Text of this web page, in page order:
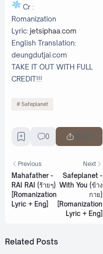
Cr :
Romanization
Lyric:jetsiphaa.com
English Translation:
deungdutjai.com
TAKE IT OUT WITH FULL
CREDIT!!!
Safeplanet
0 Share
Previous
Mahafather -
RAI RAI (ร้ายๆ)
[Romanization
Lyric + Eng]
Next
Safeplanet -
With You (ข้าง
กาย)
[Romanization
Lyric + Eng]
Related Posts